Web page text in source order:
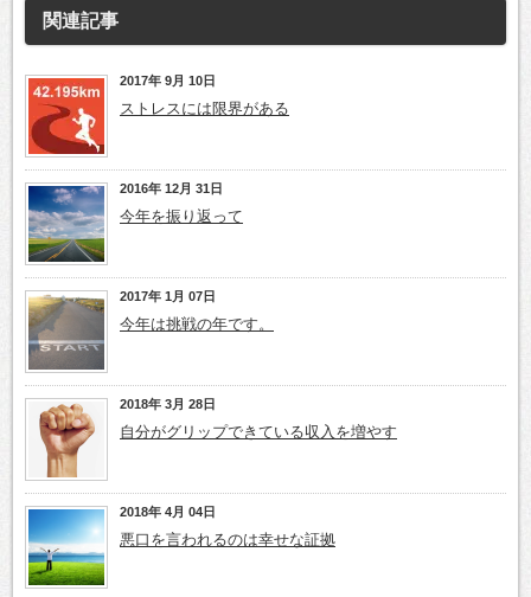
関連記事
2017年 9月 10日
ストレスには限界がある
2016年 12月 31日
今年を振り返って
2017年 1月 07日
今年は挑戦の年です。
2018年 3月 28日
自分がグリップできている収入を増やす
2018年 4月 04日
悪口を言われるのは幸せな証拠